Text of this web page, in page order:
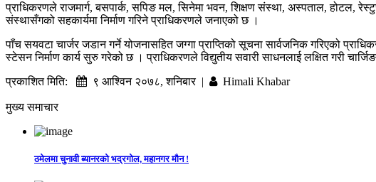
प्राधिकरणले राजमार्ग, बसपार्क, सपिङ मल, सिनेमा भवन, शिक्षण संस्था, अस्पताल, होटल,
संस्थासँगको सहकार्यमा निर्माण गरिने प्राधिकरणले जनाएको छ ।
पाँच सयवटा चार्जर जडान गर्ने योजनासहित जग्गा प्राप्तिको सूचना सार्वजनिक गरिएको
स्टेसन निर्माण कार्य सुरु गरेको छ । प्राधिकरणले विद्युतीय सवारी साधनलाई लक्षित गरी
प्रकाशित मिति:
९ आश्विन २०७८, शनिबार | Himali Khabar
मुख्य समाचार
ठमेलमा चुनावी ब्यानरको भद्रगोल, महानगर मौन !